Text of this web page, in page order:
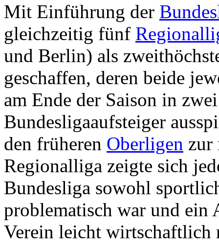
Mit Einführung der
gleichzeitig fünf
und Berlin) als
geschaffen, deren beide
am Ende der Saison in
Bundesligaaufsteiger
den früheren Oberligen zur
Regionalliga zeigte sich
Bundesliga sowohl
problematisch war und ein
Verein leicht wirtschaftlich